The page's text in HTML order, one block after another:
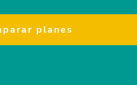
planes